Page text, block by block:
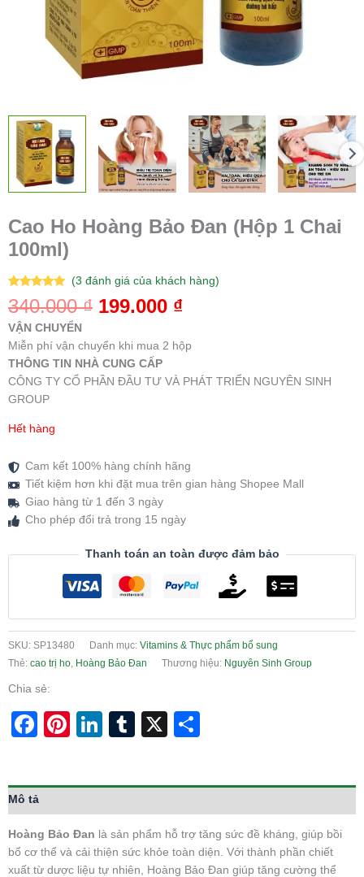
Cao Ho Hoàng Bảo Đan (Hộp 1 Chai
100ml)
5.00 trên 5
dựa trên
3
đánh giá
(3 đánh giá của khách hàng)
340.000₫ 199.000 ₫
VẬN CHUYỂN
Miễn phí vận chuyển khi mua 2 hộp
THÔNG TIN NHÀ CUNG CẤP
CÔNG TY CỔ PHẦN ĐẦU TƯ VÀ PHÁT TRIỂN NGUYÊN SINH
GROUP
Hết hàng
Cam kết 100% hàng chính hãng
Tiết kiệm hơn khi đặt mua trên gian hàng Shopee Mall
Giao hàng từ 1 đến 3 ngày
Cho phép đổi trả trong 15 ngày
Thanh toán an toàn được đảm bảo
SKU: SP13480 Danh mục: Vitamins & Thực phẩm bổ sung
Thẻ: cao trị ho, Hoàng Bảo Đan Thương hiệu: Nguyên Sinh Group
Chia sẻ:
Facebook
Pinterest
LinkedIn
Tumblr
X
Mô tả
Hoàng Bảo Đan là sản phẩm hỗ trợ tăng sức đề kháng, giúp bồi
bổ cơ thể và cải thiện sức khỏe toàn diện. Với thành phần chiết
xuất từ dược liệu tự nhiên, Hoàng Bảo Đan giúp tăng cường thể